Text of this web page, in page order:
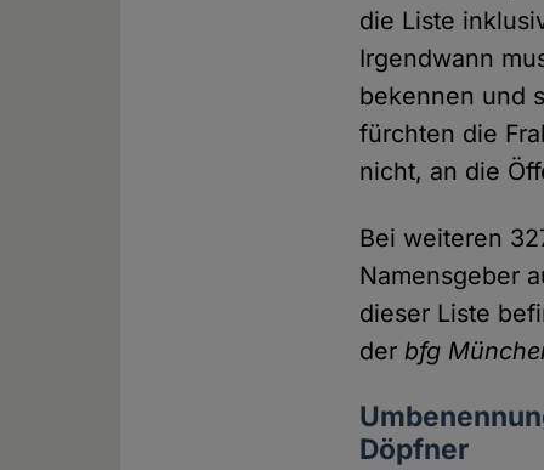
die Liste
Irgendwann
bekennen und
fürchten die
nicht, an die
Bei weiteren
Namensgeber
dieser Liste
derbfg
Döpfner